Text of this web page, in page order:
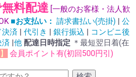
料配達 [一般のお客様・法人歓
■お支払い： 請求書払い(売掛) | 公
決済 | 代引き | 銀行振込 | コンビニ後
|他 配達日時指定 ＊最短翌日着(在
会員ポイント有(初回500円引)